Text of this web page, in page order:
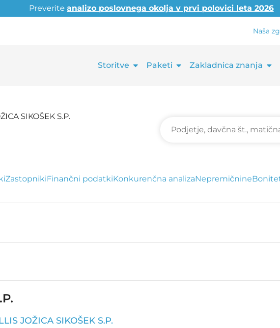
Preverite analizo poslovnega okolja v prvi polovici leta 2026
Naša
Storitve Paketi Zakladnica znanja
SIKOŠEK S.P.
ZastopnikiFinančni podatkiKonkurenčna analizaNepremičnine
JOŽICA SIKOŠEK S.P.